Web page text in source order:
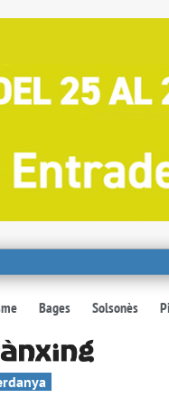
Bages Solsonès